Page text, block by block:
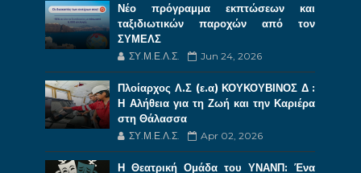
Νέο πρόγραμμα εκπτώσεων και
ταξιδιωτικών παροχών από τον
ΣΥΜΕΛΣ
ΣΥ.Μ.Ε.Λ.Σ. Jun 24, 2026
Πλοίαρχος Λ.Σ (ε.α) ΚΟΥΚΟΥΒΙΝΟΣ Δ :
Η Αλήθεια για τη Ζωή και την Καριέρα
στη Θάλασσα
ΣΥ.Μ.Ε.Λ.Σ. Apr 02, 2026
Η Θεατρική Ομάδα του ΥΝΑΝΠ: Ένα